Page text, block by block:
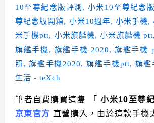
筆者自費購買這隻 「小米10至尊
京東官方 直營購入，由於這款手機